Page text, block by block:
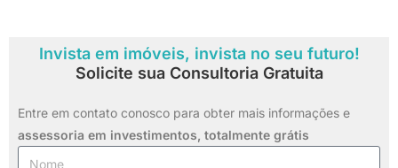
Invista em imóveis, invista no seu futuro!
Solicite sua Consultoria Gratuita
Entre em contato conosco para obter mais informações e
assessoria em investimentos, totalmente grátis